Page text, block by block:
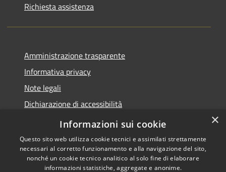
Richiesta assistenza
Amministrazione trasparente
Informativa privacy
Note legali
Dichiarazione di accessibilità
Piano di miglioramento del sito
×
Informazioni sui cookie
Questo sito web utilizza cookie tecnici e assimilati strettamente
necessari al corretto funzionamento e alla navigazione del sito,
nonché un cookie tecnico analitico al solo fine di elaborare
informazioni statistiche, aggregate e anonime.